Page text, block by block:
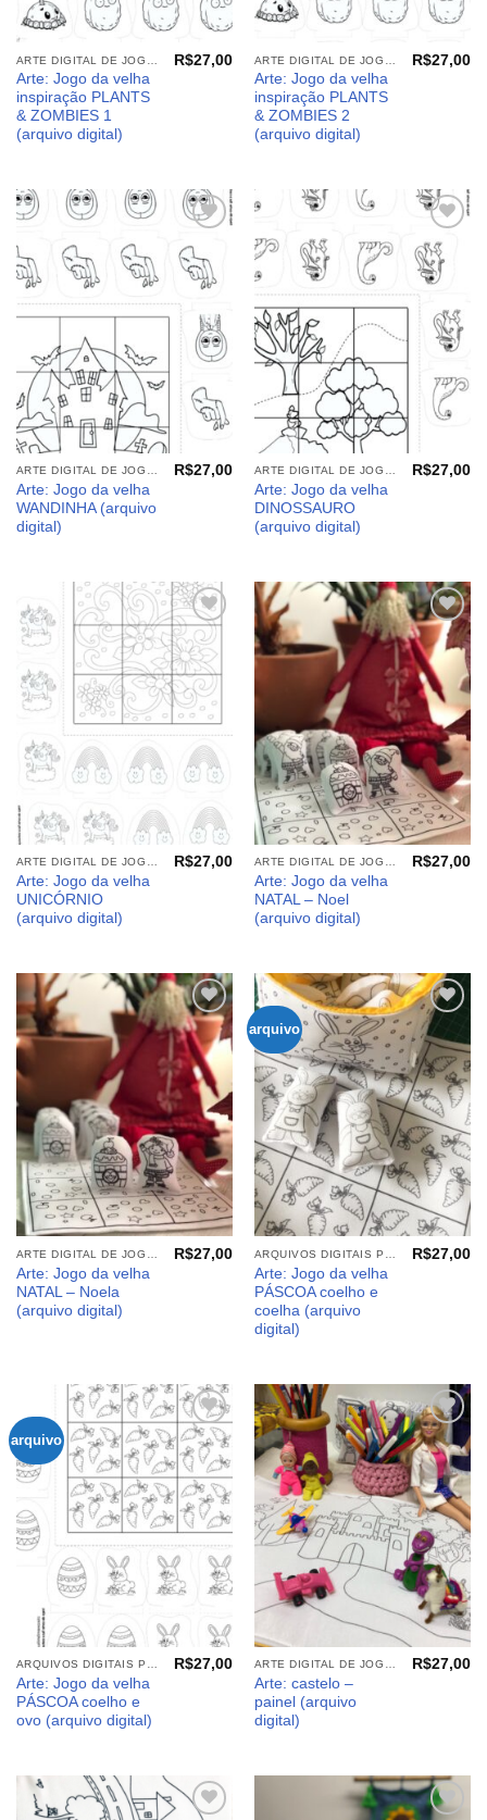
Arte: Jogo da velha
inspiração PLANTS
& ZOMBIES 1
(arquivo digital)
R$27,00
Arte: Jogo da velha
inspiração PLANTS
& ZOMBIES 2
(arquivo digital)
R$27,00
Adicionar
aos
meus
desejos
Arte: Jogo da velha
WANDINHA (arquivo
digital)
R$27,00
Adicionar
aos
meus
Arte: Jogo da velha
DINOSSAURO
(arquivo digital)
R$27,00
Adicionar
aos
meus
desejos
ARTE DIGITAL DE JOGOS E PAINEIS
Arte: Jogo da velha
UNICÓRNIO
(arquivo digital)
R$27,00
Adicionar
aos
meus
desejos
ARTE DIGITAL DE JOGOS E PAINEIS
Arte: Jogo da velha
NATAL – Noel
(arquivo digital)
R$27,00
Adicionar
aos
meus
desejos
Arte: Jogo da velha
NATAL – Noela
(arquivo digital)
R$27,00
arquivo
Adicionar
aos
meus
desejos
Arte: Jogo da velha
PÁSCOA coelho e
coelha (arquivo
digital)
R$27,00
arquivo
Adicionar
aos
meus
desejos
ARQUIVOS DIGITAIS PÁSCOA
Arte: Jogo da velha
PÁSCOA coelho e
ovo (arquivo digital)
R$27,00
Adicionar
aos
meus
desejos
ARTE DIGITAL DE JOGOS E PAINEIS
Arte: castelo –
painel (arquivo
digital)
R$27,00